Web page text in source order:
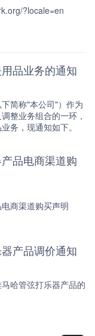
?locale=en
品业务的通知
简称"本公司"）作为
整业务组合的一环，
务，现通知如下。
品电商渠道购
商渠道购买声明
产品调价通知
哈管弦打乐器产品的